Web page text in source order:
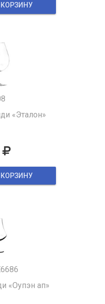
«Эталон»
«Оупэн ап»